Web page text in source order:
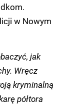
w Nowym
jak
Wręcz
kryminalną
półtora